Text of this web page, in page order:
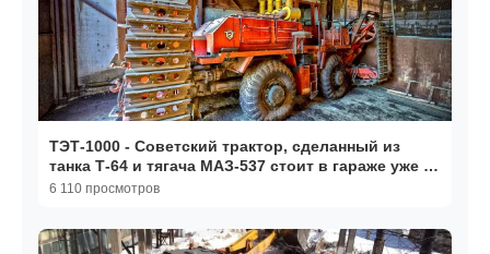
ТЭТ-1000 - Советский трактор, сделанный из
танка Т-64 и тягача МАЗ-537 стоит в гараже уже 36
лет!
6 110 просмотров